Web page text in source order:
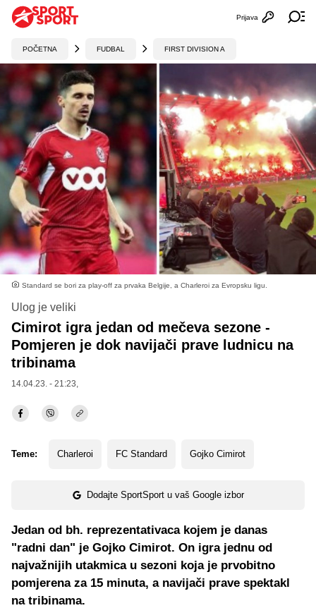
Otvori
Prijava
POČETNA FUDBAL FIRST DIVISION A
Standard se bori za play-off za prvaka Belgije, a Charleroi za Evropsku ligu.
Ulog je veliki
Cimirot igra jedan od mečeva sezone -
Pomjeren je dok navijači prave ludnicu na
tribinama
14.04.23. - 21:23,
Teme: Charleroi FC Standard Gojko Cimirot
Dodajte SportSport u vaš Google izbor
Jedan od bh. reprezentativaca kojem je danas
"radni dan" je Gojko Cimirot. On igra jednu od
najvažnijih utakmica u sezoni koja je prvobitno
pomjerena za 15 minuta, a navijači prave spektakl
na tribinama.